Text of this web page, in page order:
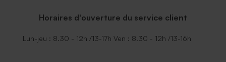
Horaires d'ouverture du service client
Lun-jeu : 8.30 - 12h /13-17h Ven : 8.30 - 12h /13-16h